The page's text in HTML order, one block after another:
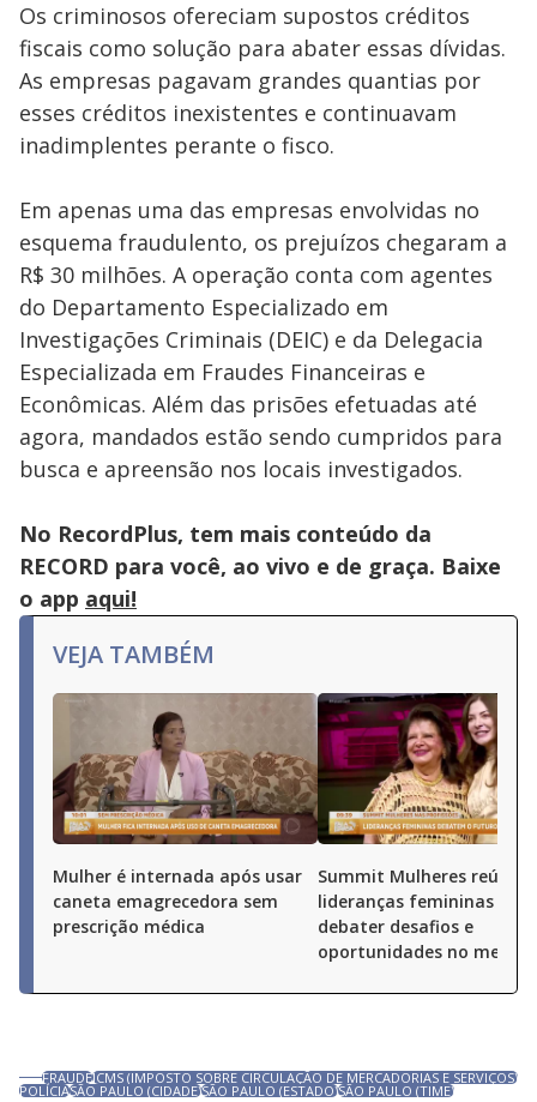
Os criminosos ofereciam supostos créditos
fiscais como solução para abater essas dívidas.
As empresas pagavam grandes quantias por
esses créditos inexistentes e continuavam
inadimplentes perante o fisco.
Em apenas uma das empresas envolvidas no
esquema fraudulento, os prejuízos chegaram a
R$ 30 milhões. A operação conta com agentes
do Departamento Especializado em
Investigações Criminais (DEIC) e da Delegacia
Especializada em Fraudes Financeiras e
Econômicas. Além das prisões efetuadas até
agora, mandados estão sendo cumpridos para
busca e apreensão nos locais investigados.
No RecordPlus, tem mais conteúdo da
RECORD para você, ao vivo e de graça. Baixe
o app aqui!
VEJA TAMBÉM
Mulher é internada após usar
caneta emagrecedora sem
prescrição médica
Summit Mulheres reúne
lideranças femininas para
debater desafios e
oportunidades no
FRAUDEICMS (IMPOSTO SOBRE CIRCULAÇÃO DE MERCADORIAS E SERVIÇOS)
POLÍCIASÃO PAULO (CIDADE)SÃO PAULO (ESTADO)SÃO PAULO (TIME)